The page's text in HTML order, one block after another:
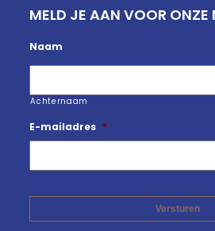
MELD JE AAN VOOR ONZE
Naam
Achternaam
E-mailadres *